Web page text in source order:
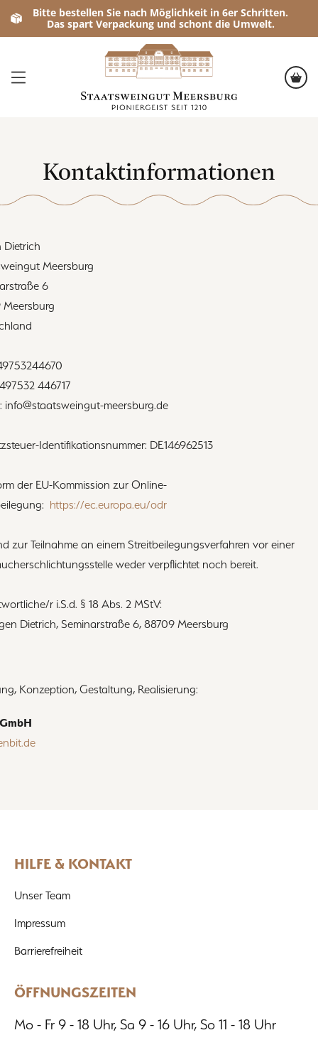
Bitte bestellen Sie nach Möglichkeit in 6er Schritten.
Das spart Verpackung und schont die Umwelt.
Kontaktinformationen
Dietrich
Meersburg
6
Meersburg
446717
info@staatsweingut-meersburg.de
Identifikationsnummer: DE146962513
der EU-Kommission zur Online-
https://ec.europa.eu/odr
zur Teilnahme an einem Streitbeilegungsverfahren vor einer
weder verpflichtet noch bereit.
r i.S.d. § 18 Abs. 2 MStV:
Dietrich, Seminarstraße 6, 88709 Meersburg
Konzeption, Gestaltung, Realisierung:
HILFE & KONTAKT
Unser Team
Impressum
Barrierefreiheit
ÖFFNUNGSZEITEN
Mo - Fr 9 - 18 Uhr, Sa 9 - 16 Uhr, So 11 - 18 Uhr